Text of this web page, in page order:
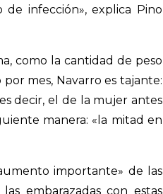
de infección», explica Pino
como la cantidad de peso
mes, Navarro es tajante:
decir, el de la mujer antes
manera: «la mitad en
importante» de las
embarazadas con estas